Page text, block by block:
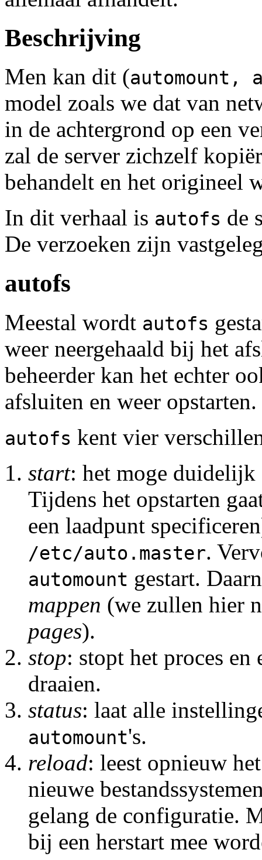
Beschrijving
Men kan dit (automount,
model zoals we dat van
in de achtergrond op een
zal de server zichzelf
behandelt en het origineel
In dit verhaal is autofs de
De verzoeken zijn
autofs
Meestal wordt autofs
weer neergehaald bij het
beheerder kan het echter
afsluiten en weer opstarten.
autofs kent vier
start: het moge duidelijk
Tijdens het opstarten
een laadpunt
/etc/auto.master.
automount gestart.
mappen (we zullen hier
pages).
stop: stopt het proces
draaien.
status: laat alle
automount's.
reload: leest opnieuw
nieuwe
gelang de configuratie.
bij een herstart mee